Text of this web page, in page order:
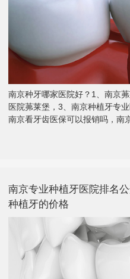
南京种牙哪家医院好？1、南京
医院茀莱堡，3、南京种植牙专
南京看牙齿医保可以报销吗，南
南京专业种植牙医院排名
种植牙的价格